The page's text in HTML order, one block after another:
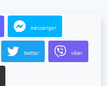
messenger
twitter viber